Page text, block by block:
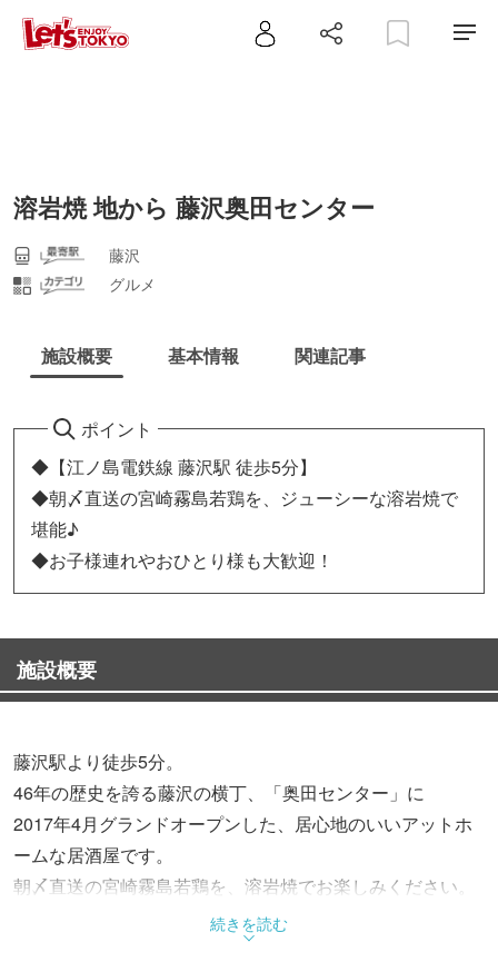
溶岩焼 地から 藤沢奥田センター
藤沢
グルメ
施設概要 基本情報 関連記事
ポイント
◆【江ノ島電鉄線 藤沢駅 徒歩5分】
◆朝〆直送の宮崎霧島若鶏を、ジューシーな溶岩焼で
堪能♪
◆お子様連れやおひとり様も大歓迎！
施設概要
藤沢駅より徒歩5分。
46年の歴史を誇る藤沢の横丁、「奥田センター」に
2017年4月グランドオープンした、居心地のいいアットホ
ームな居酒屋です。
朝〆直送の宮崎霧島若鶏を、溶岩焼でお楽しみください。
続きを読む